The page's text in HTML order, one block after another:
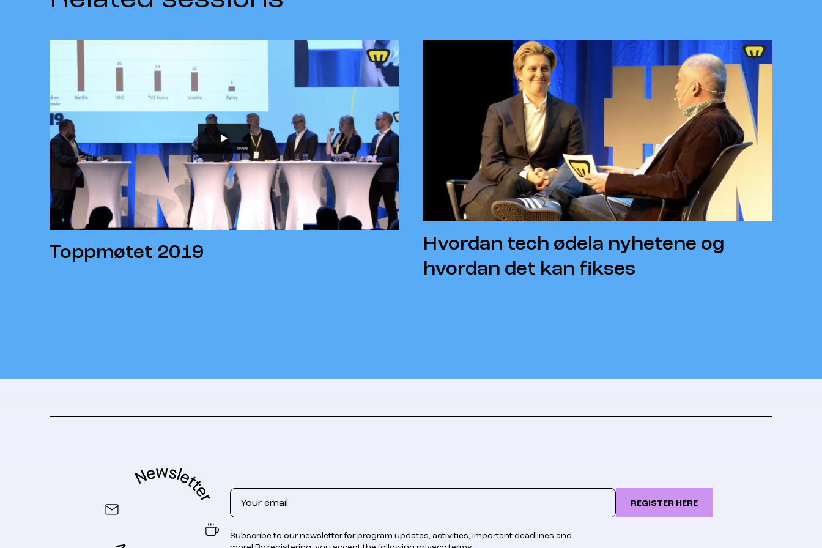
Toppmøtet 2019
Hvordan tech ødela nyhetene og
hvordan det kan fikses
Email
REGISTER HERE
Subscribe to our newsletter for program updates, activities, important deadlines and